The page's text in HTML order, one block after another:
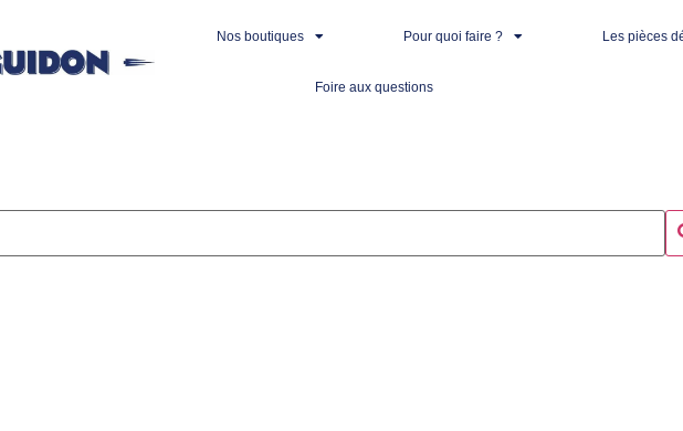
Nos boutiques Pour quoi faire ? Les pièces
Foire aux questions